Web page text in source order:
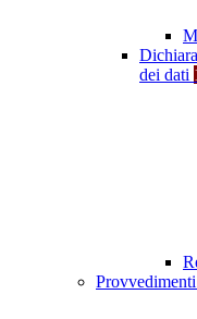
dei dati
Provvedimenti